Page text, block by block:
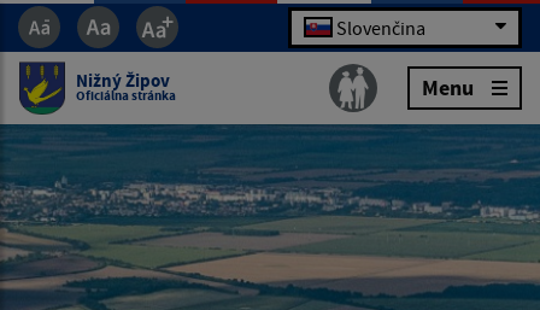
Slovenčina
Nižný Žipov
Oficiálna stránka Menu